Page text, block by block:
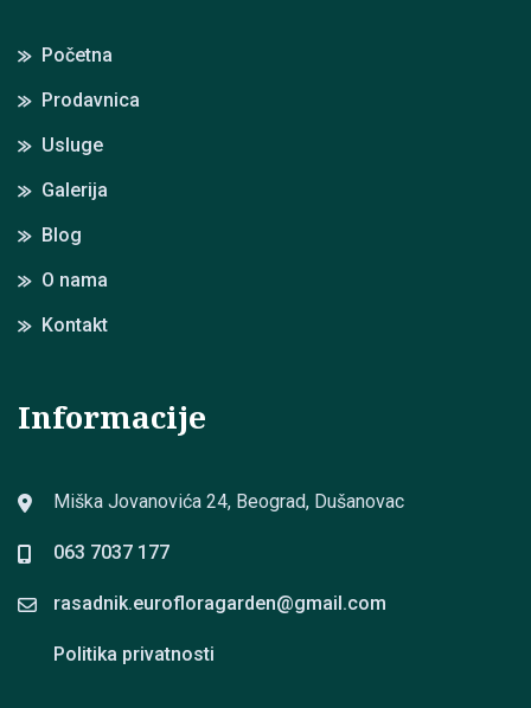
Početna
Prodavnica
Usluge
Galerija
Blog
O nama
Kontakt
Informacije
Miška Jovanovića 24, Beograd, Dušanovac
063 7037 177
rasadnik.eurofloragarden@gmail.com
Politika privatnosti